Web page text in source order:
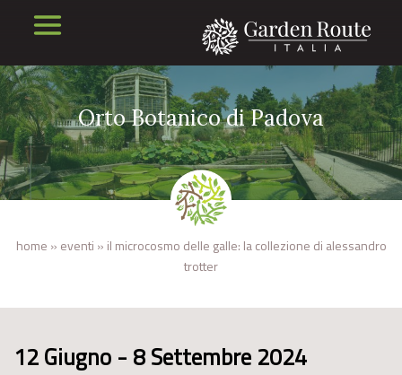
Orto Botanico di Padova
home » eventi » il microcosmo delle galle: la collezione di alessandro
trotter
12 Giugno - 8 Settembre 2024